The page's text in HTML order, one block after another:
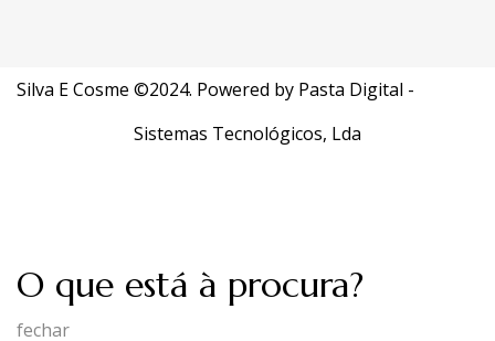
Silva E Cosme ©2024. Powered by Pasta Digital -
Sistemas Tecnológicos, Lda
O que está à procura?
fechar